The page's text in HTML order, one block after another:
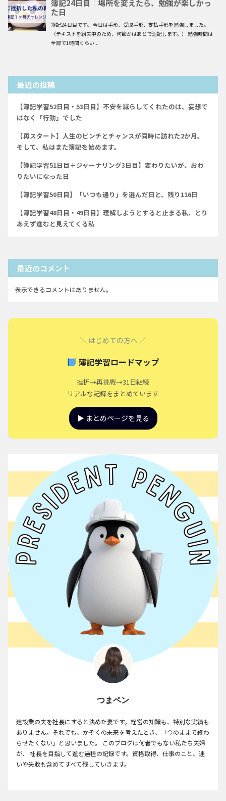
最近の投稿
【簿記学習52日目・53日目】不安を減らしてくれたのは、妄想で
はなく「行動」でした
【再スタート】人生のピンチとチャンスが同時に訪れた2か月。
そして、私はまた簿記を始めます。
【簿記学習51日目＋ジャーナリング3日目】変わりたいが、おわ
りたいになった日
【簿記学習50日目】「いつも通り」を選んだ日と、残り116日
【簿記学習48日目・49日目】理解しようとすると止まる私、とり
あえず進むと見えてくる私
最近のコメント
表示できるコメントはありません。
＼ はじめての方へ ／
簿記学習ロードマップ
挫折→再挑戦→31日継続
リアルな記録をまとめています
▶ まとめページを見る
つまペン
建設業の夫を社長にすると決めた妻です。経営の知識も、特別な実績も
ありません。それでも、かぞくの未来を考えたとき、「今のままで終わ
らせたくない」と思いました。 このブログは何者でもない私たち夫婦
が、 社長を目指して進む過程の記録です。資格取得、仕事のこと、迷
いや失敗も含めてすべて残していきます。